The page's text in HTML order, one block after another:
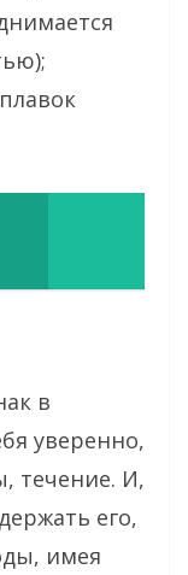
в
уверенно,
течение. И,
его,
имея